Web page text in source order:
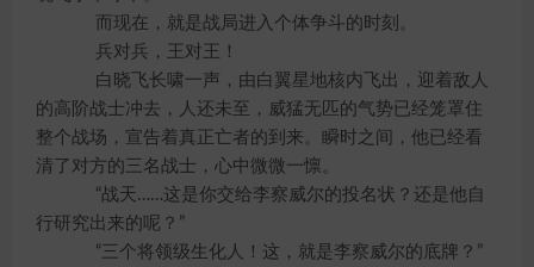
而现在，就是战局进入个体争斗的时刻。
兵对兵，王对王！
白晓飞长啸一声，由白翼星地核内飞出，迎着敌人
的高阶战士冲去，人还未至，威猛无匹的气势已经笼罩住
整个战场，宣告着真正亡者的到来。瞬时之间，他已经看
清了对方的三名战士，心中微微一懔。
“战天……这是你交给李察威尔的投名状？还是他自
行研究出来的呢？”
“三个将领级生化人！这，就是李察威尔的底牌？”